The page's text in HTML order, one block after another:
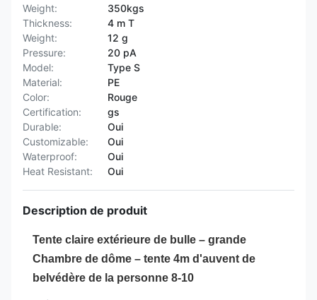
Weight:
350kgs
Thickness:
4 m T
Weight:
12 g
Pressure:
20 pA
Model:
Type S
Material:
PE
Color:
Rouge
Certification:
gs
Durable:
Oui
Customizable:
Oui
Waterproof:
Oui
Heat Resistant:
Oui
Description de produit
Tente claire extérieure de bulle – grande
Chambre de dôme – tente 4m d'auvent de
belvédère de la personne 8-10